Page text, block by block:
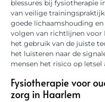
blessures bij fysiotherapie
van veilige
goede lichaamshouding
volgen van richtlijnen voor
het gebruik van de juiste
het luisteren naar de
mensen het risico op
Fysiotherapie voor
zorg in Haarlem